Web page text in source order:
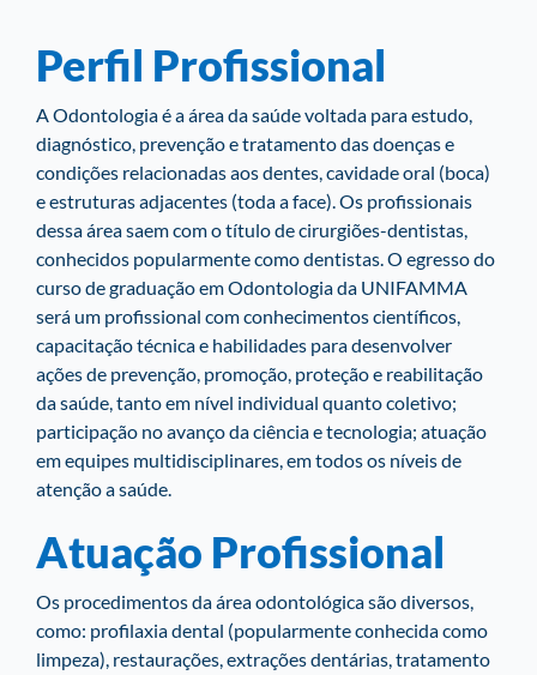
Perfil Profissional
A Odontologia é a área da saúde voltada para estudo,
diagnóstico, prevenção e tratamento das doenças e
condições relacionadas aos dentes, cavidade oral (boca)
e estruturas adjacentes (toda a face). Os profissionais
dessa área saem com o título de cirurgiões-dentistas,
conhecidos popularmente como dentistas. O egresso do
curso de graduação em Odontologia da UNIFAMMA
será um profissional com conhecimentos científicos,
capacitação técnica e habilidades para desenvolver
ações de prevenção, promoção, proteção e reabilitação
da saúde, tanto em nível individual quanto coletivo;
participação no avanço da ciência e tecnologia; atuação
em equipes multidisciplinares, em todos os níveis de
atenção a saúde.
Atuação Profissional
Os procedimentos da área odontológica são diversos,
como: profilaxia dental (popularmente conhecida como
limpeza), restaurações, extrações dentárias, tratamento